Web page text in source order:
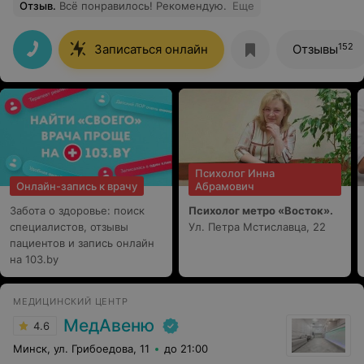
Отзыв. Всё понравилось! Рекомендую. Еще
Записаться онлайн Отзывы152
Онлайн-запись к врачу
Забота о здоровье: поиск
специалистов, отзывы
пациентов и запись онлайн
на 103.by
Психолог Инна
Абрамович
Психолог метро «Восток».
Ул. Петра Мстиславца, 22
МЕДИЦИНСКИЙ ЦЕНТР
4.6 МедАвеню
Минск, ул. Грибоедова, 11 до 21:00